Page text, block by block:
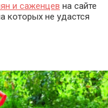
и саженцев на сайте
которых не удастся